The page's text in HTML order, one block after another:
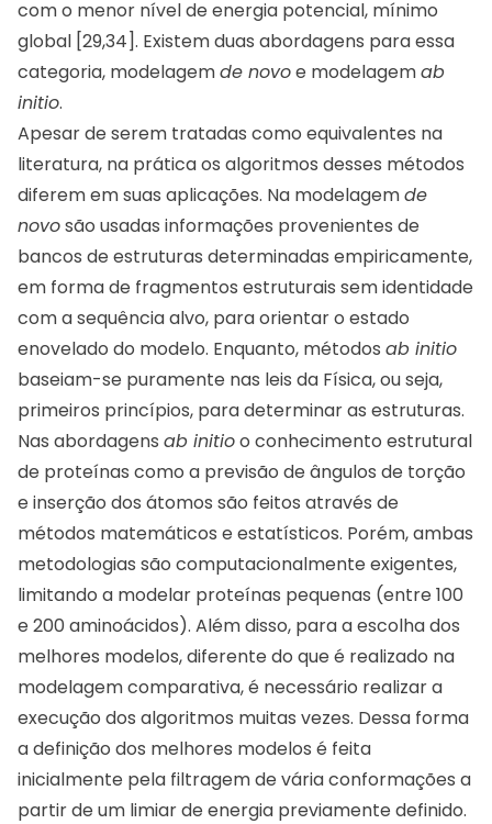
com o menor nível de energia potencial, mínimo
global [29,34]. Existem duas abordagens para essa
categoria, modelagemde novoe modelagemab
initio.
Apesar de serem tratadas como equivalentes na
literatura, na prática os algoritmos desses métodos
diferem em suas aplicações. Na modelagemde
novosão usadas informações provenientes de
bancos de estruturas determinadas empiricamente,
em forma de fragmentos estruturais sem identidade
com a sequência alvo, para orientar o estado
enovelado do modelo. Enquanto, métodos ab initio
baseiam-se puramente nas leis da Física, ou seja,
primeiros princípios, para determinar as estruturas.
Nas abordagens ab initioo conhecimento estrutural
de proteínas como a previsão de ângulos de torção
e inserção dos átomos são feitos através de
métodos matemáticos e estatísticos. Porém, ambas
metodologias são computacionalmente exigentes,
limitando a modelar proteínas pequenas (entre 100
e 200 aminoácidos). Além disso, para a escolha dos
melhores modelos, diferente do que é realizado na
modelagem comparativa, é necessário realizar a
execução dos algoritmos muitas vezes. Dessa forma
a definição dos melhores modelos é feita
inicialmente pela filtragem de vária conformações a
partir de um limiar de energia previamente definido.